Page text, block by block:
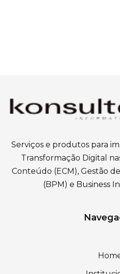
Serviços e produtos para
Transformação Digital
Conteúdo (ECM), Gestão
(BPM) e Business